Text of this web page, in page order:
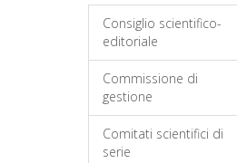
Consiglio scientifico-
editoriale
Commissione di
gestione
Comitati scientifici di
serie